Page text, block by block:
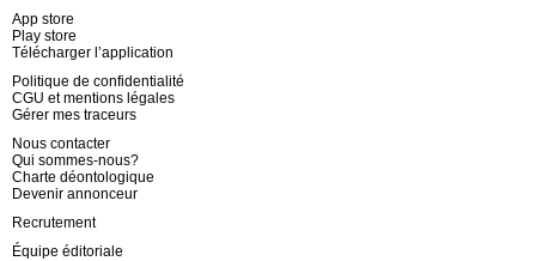
App store
Play store
Télécharger l’application
Politique de confidentialité
CGU et mentions légales
Gérer mes traceurs
Nous contacter
Qui sommes-nous?
Charte déontologique
Devenir annonceur
Recrutement
Équipe éditoriale